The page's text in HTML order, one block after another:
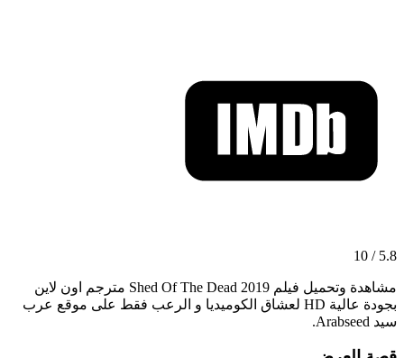
5.8 / 10
مشاهدة وتحميل فيلم Shed Of The Dead 2019 مترجم اون لاين
بجودة عالية HD لعشاق الكوميديا و الرعب فقط على موقع عرب
سيد Arabseed.